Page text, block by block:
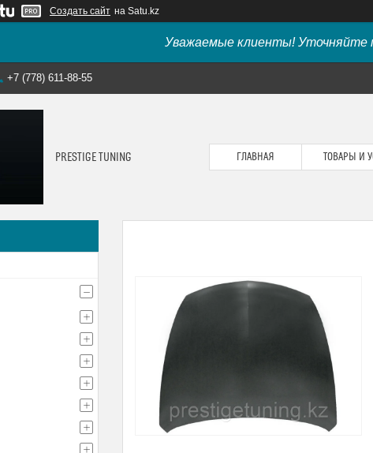
Создать сайт на Satu.kz
Уважаемые клиенты! Уточняйте
+7 (778) 611-88-55
PRESTIGE TUNING ГЛАВНАЯ ТОВАРЫ И